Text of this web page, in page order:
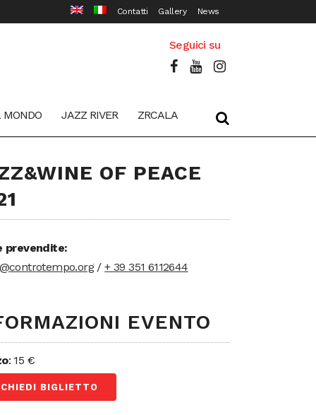
Contatti Gallery News
Seguici su
JAZZ RIVER ZRCALA
OF PEACE
prevendite:
/+ 39 351 6112644
EVENTO
: 15 €
BIGLIETTO